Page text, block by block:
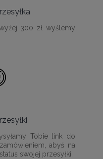
300 zł wyślemy
Tobie link do
abyś na
swojej przesyłki.